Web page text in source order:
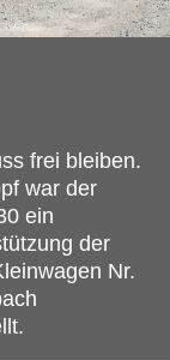
frei bleiben.
war der
ein
der
Nr.